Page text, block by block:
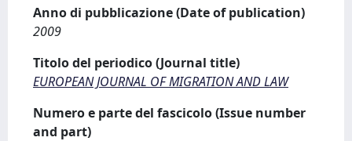
Anno di pubblicazione (Date of publication)
2009
Titolo del periodico (Journal title)
EUROPEAN JOURNAL OF MIGRATION AND LAW
Numero e parte del fascicolo (Issue number
and part)